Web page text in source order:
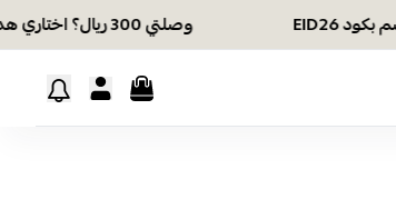
وصلتي 300 ريال؟ اختاري هديتك :🏍 شحن مجاني بكود N28 أو 💸خصم بكود EID26